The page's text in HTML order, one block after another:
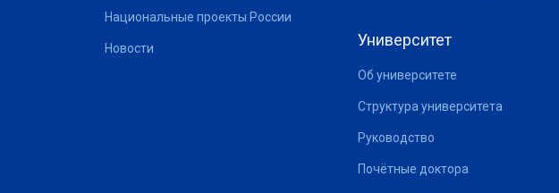
Национальные проекты России
Новости Университет
Об университете
Структура университета
Руководство
Почётные доктора